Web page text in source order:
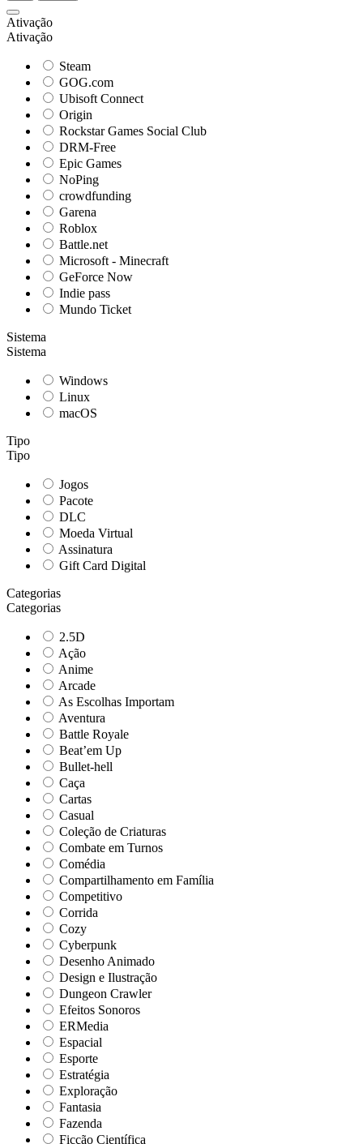
Ativação
Ativação
Steam
GOG.com
Ubisoft Connect
Origin
Rockstar Games Social Club
DRM-Free
Epic Games
NoPing
crowdfunding
Garena
Roblox
Battle.net
Microsoft - Minecraft
GeForce Now
Indie pass
Mundo Ticket
Sistema
Sistema
Windows
Linux
macOS
Tipo
Tipo
Jogos
Pacote
DLC
Moeda Virtual
Assinatura
Gift Card Digital
Categorias
Categorias
2.5D
Ação
Anime
Arcade
As Escolhas Importam
Aventura
Battle Royale
Beat’em Up
Bullet-hell
Caça
Cartas
Casual
Coleção de Criaturas
Combate em Turnos
Comédia
Compartilhamento em Família
Competitivo
Corrida
Cozy
Cyberpunk
Desenho Animado
Design e Ilustração
Dungeon Crawler
Efeitos Sonoros
ERMedia
Espacial
Esporte
Estratégia
Exploração
Fantasia
Fazenda
Ficção Científica